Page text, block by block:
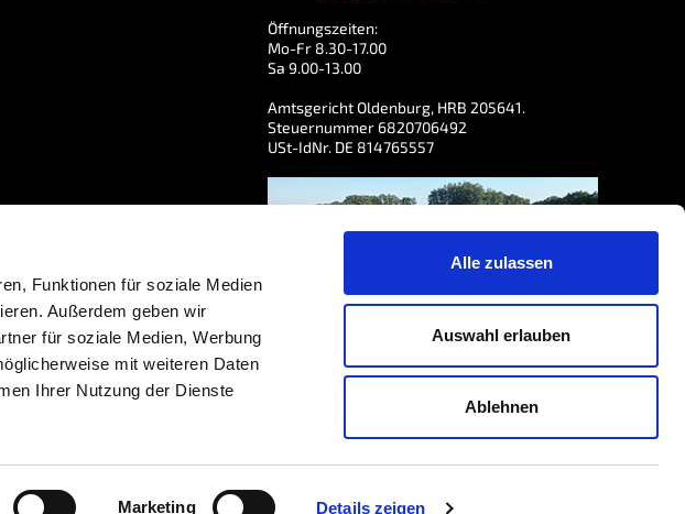
Funktionen für soziale Medien
Außerdem geben wir
für soziale Medien, Werbung
mit weiteren Daten
Ihrer Nutzung der Dienste
Marketing Details zeigen
Alle zulassen
Auswahl erlauben
Ablehnen
Öffnungszeiten:
Mo-Fr 8.30-17.00
Sa 9.00-13.00
Amtsgericht Oldenburg, HRB 205641.
Steuernummer 6820706492
USt-IdNr. DE 814765557